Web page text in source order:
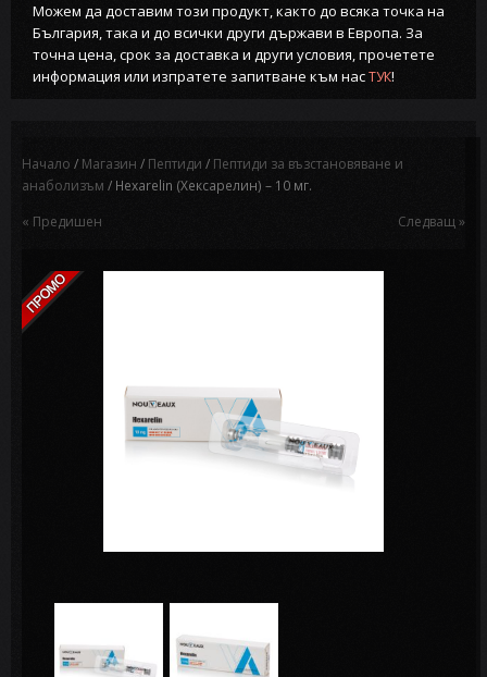
Можем да доставим този продукт, както до всяка точка на
България, така и до всички други държави в Европа. За
точна цена, срок за доставка и други условия, прочетете
информация или изпратете запитване към насТУК!
Начало / Магазин / Пептиди / Пептиди за възстановяване и
анаболизъм / Hexarelin (Хексарелин) – 10 мг.
« Предишен
Следващ »